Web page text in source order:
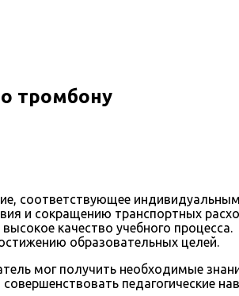
тромбону
соответствующее
и сокращению транспортных
качество учебного процесса.
образовательных целей.
мог получить необходимые
педагогические